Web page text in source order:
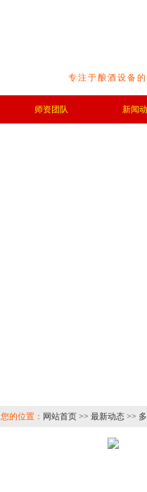
专注于酿酒设备
师资团队 新闻
您的位置： 网站首页 >> 最新动态 >>